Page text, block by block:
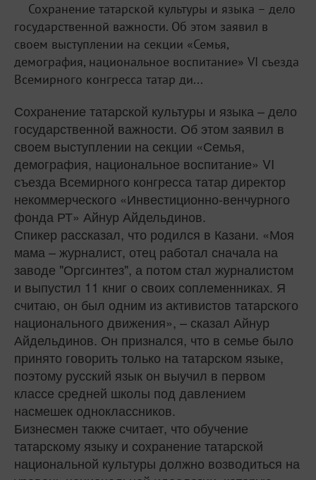
Сохранение татарской культуры и языка – дело
государственной важности. Об этом заявил в
своем выступлении на секции «Семья,
демография, национальное воспитание» VI съезда
Всемирного конгресса татар ди...
Сохранение татарской культуры и языка – дело
государственной важности. Об этом заявил в
своем выступлении на секции «Семья,
демография, национальное воспитание» VI
съезда Всемирного конгресса татар директор
некоммерческого «Инвестиционно-венчурного
фонда РТ» Айнур Айдельдинов.
Спикер рассказал, что родился в Казани. «Моя
мама – журналист, отец работал сначала на
заводе "Оргсинтез", а потом стал журналистом
и выпустил 11 книг о своих соплеменниках. Я
считаю, он был одним из активистов татарского
национального движения», – сказал Айнур
Айдельдинов. Он признался, что в семье было
принято говорить только на татарском языке,
поэтому русский язык он выучил в первом
классе средней школы под давлением
насмешек одноклассников.
Бизнесмен также считает, что обучение
татарскому языку и сохранение татарской
национальной культуры должно возводиться на